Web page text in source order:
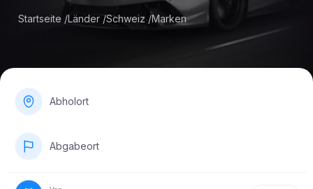
Startseite /Länder /Schweiz /Marken
Abholort
Abgabeort